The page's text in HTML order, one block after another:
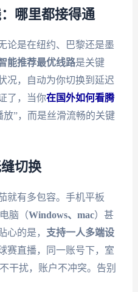
哪里都接得通
论是在纽约、巴黎还是墨
能推荐最优线路是关键
，自动为你切换到延迟
了，当你在国外如何看腾
放”，而是丝滑流畅的关键
切换
就有多包容。手机平板
脑（Windows、mac）甚
心的是， 支持一人多端设
赛直播，同一账号下，室
干扰，账户不冲突。告别